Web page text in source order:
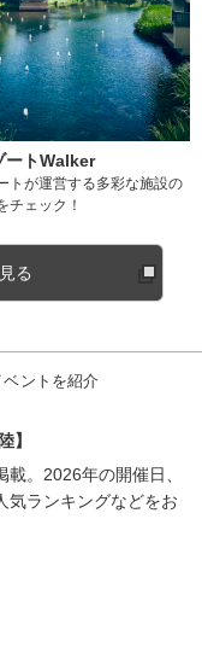
ートWalker
トが運営する多彩な施設の
チェック！
る
ントを紹介
】
。2026年の開催日、
気ランキングなどをお